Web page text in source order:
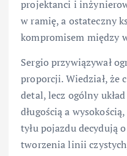
projektanci i
w ramię, a ostateczny
kompromisem między
Sergio przywiązywał
proporcji. Wiedział, że
detal, lecz ogólny
długością a
tyłu pojazdu decydują
tworzenia linii